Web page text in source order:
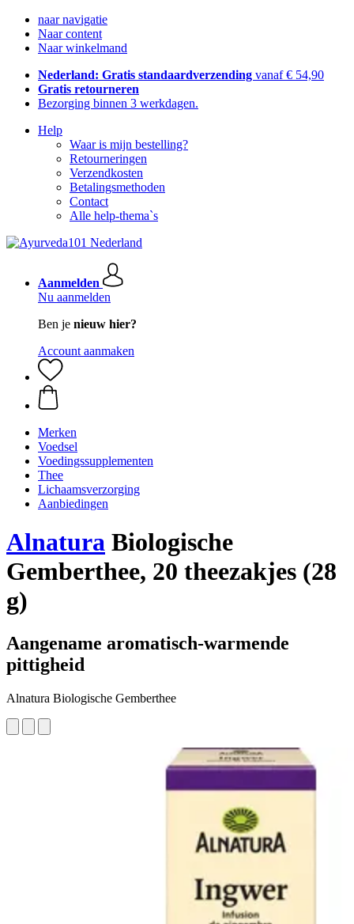
naar navigatie
Naar content
Naar winkelmand
Nederland: Gratis standaardverzending vanaf € 54,90
Gratis retourneren
Bezorging binnen 3 werkdagen.
Help
Waar is mijn bestelling?
Retourneringen
Verzendkosten
Betalingsmethoden
Contact
Alle help-thema`s
Aanmelden
Nu aanmelden
Ben je nieuw hier?
Account aanmaken
Merken
Voedsel
Voedingssupplementen
Thee
Lichaamsverzorging
Aanbiedingen
Alnatura Biologische
Gemberthee, 20 theezakjes (28
g)
Aangename aromatisch-warmende
pittigheid
Alnatura Biologische Gemberthee